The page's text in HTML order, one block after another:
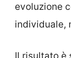
evoluzione
individuale,